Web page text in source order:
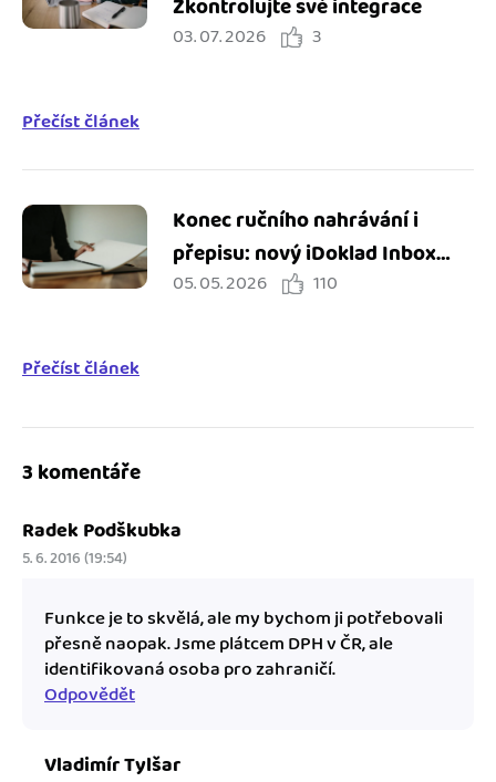
Zkontrolujte své integrace
03. 07. 2026 3
Přečíst článek
Konec ručního nahrávání i
přepisu: nový iDoklad Inbox
zjednodušuje práci s doklady
05. 05. 2026 110
Přečíst článek
3 komentáře
Radek Podškubka
5. 6. 2016 (19:54)
Funkce je to skvělá, ale my bychom ji potřebovali
přesně naopak. Jsme plátcem DPH v ČR, ale
identifikovaná osoba pro zahraničí.
Odpovědět
Vladimír Tylšar